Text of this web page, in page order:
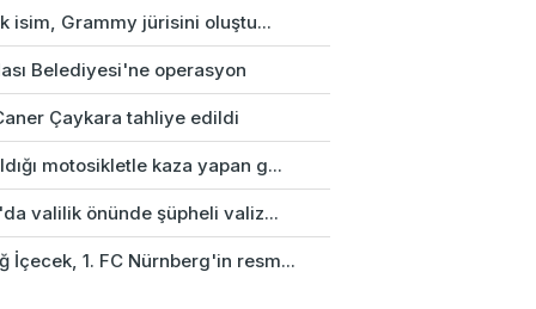
isim, Grammy jürisini oluştu...
Belediyesi'ne operasyon
Çaykara tahliye edildi
motosikletle kaza yapan g...
valilik önünde şüpheli valiz...
İçecek, 1. FC Nürnberg'in resm...